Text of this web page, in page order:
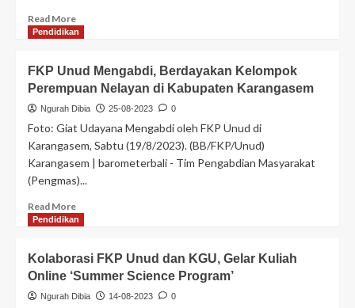
Read More
Pendidikan
FKP Unud Mengabdi, Berdayakan Kelompok
Perempuan Nelayan di Kabupaten Karangasem
Ngurah Dibia 25-08-2023 0
Foto: Giat Udayana Mengabdi oleh FKP Unud di
Karangasem, Sabtu (19/8/2023). (BB/FKP/Unud)
Karangasem | barometerbali - Tim Pengabdian Masyarakat
(Pengmas)...
Read More
Pendidikan
Kolaborasi FKP Unud dan KGU, Gelar Kuliah
Online ‘Summer Science Program’
Ngurah Dibia 14-08-2023 0